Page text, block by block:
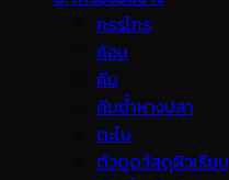
กรรไกร
ค้อน
คีม
คีมย้ำหางปลา
ตะไบ
ตัวดูดวัสดุผิวเรียบ